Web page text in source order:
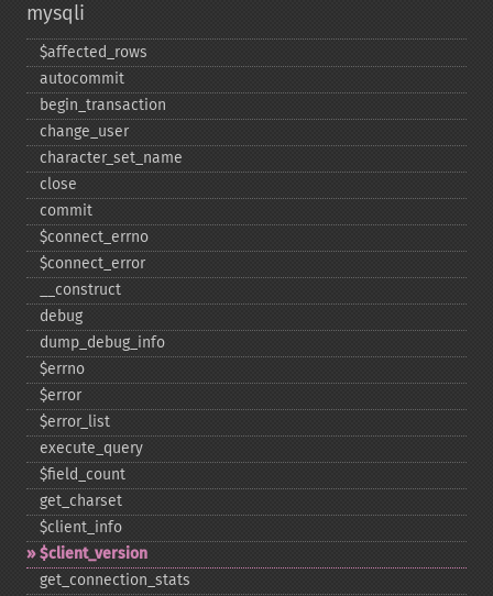
mysqli
$affected_​rows
autocommit
begin_​transaction
change_​user
character_​set_​name
close
commit
$connect_​errno
$connect_​error
_​_​construct
debug
dump_​debug_​info
$errno
$error
$error_​list
execute_​query
$field_​count
get_​charset
$client_​info
$client_​version
get_​connection_​stats